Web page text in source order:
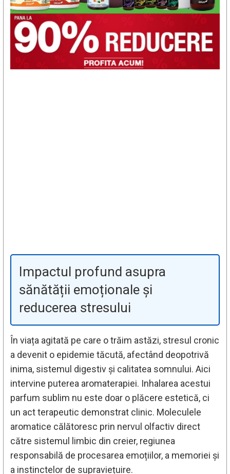
Impactul profund asupra
sănătății emoționale și
reducerea stresului
În viața agitată pe care o trăim astăzi, stresul cronic
a devenit o epidemie tăcută, afectând deopotrivă
inima, sistemul digestiv și calitatea somnului. Aici
intervine puterea aromaterapiei. Inhalarea acestui
parfum sublim nu este doar o plăcere estetică, ci
un act terapeutic demonstrat clinic. Moleculele
aromatice călătoresc prin nervul olfactiv direct
către sistemul limbic din creier, regiunea
responsabilă de procesarea emoțiilor, a memoriei și
a instinctelor de supraviețuire.